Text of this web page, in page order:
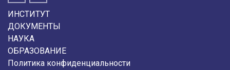
ИНСТИТУТ
ДОКУМЕНТЫ
НАУКА
ОБРАЗОВАНИЕ
Политика конфиденциальности